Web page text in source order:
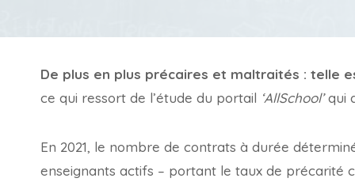
De plus en plus précaires et maltraités : telle
ce qui ressort de l’étude du portail ‘AllSchool’qui
En 2021, le nombre de contrats à durée
enseignants actifs – portant le taux de précarité